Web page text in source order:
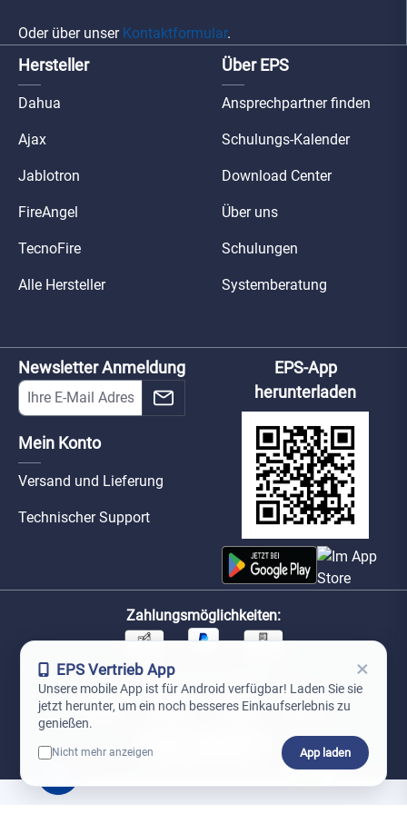
Oder über unser Kontaktformular.
Hersteller
Dahua
Ajax
Jablotron
FireAngel
TecnoFire
Alle Hersteller
Über EPS
Ansprechpartner finden
Schulungs-Kalender
Download Center
Über uns
Schulungen
Systemberatung
Newsletter Anmeldung
Mein Konto
Versand und Lieferung
Technischer Support
EPS-App
herunterladen
Zahlungsmöglichkeiten:
Unsere Versandpartner:
EPS Vertrieb App ×
Unsere mobile App ist für Android verfügbar! Laden Sie sie
jetzt herunter, um ein noch besseres Einkaufserlebnis zu
genießen.
Nicht mehr anzeigen App laden